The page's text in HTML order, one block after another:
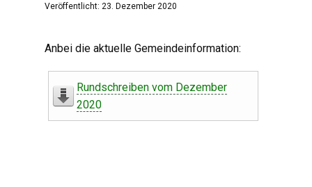
Veröffentlicht: 23. Dezember 2020
Anbei die aktuelle Gemeindeinformation:
Rundschreiben vom Dezember
2020